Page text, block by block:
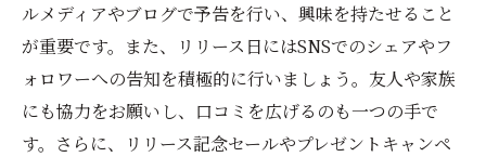
ルメディアやブログで予告を行い、興味を持たせること
が重要です。また、リリース日にはSNSでのシェアやフ
ォロワーへの告知を積極的に行いましょう。友人や家族
にも協力をお願いし、口コミを広げるのも一つの手で
す。さらに、リリース記念セールやプレゼントキャンペ